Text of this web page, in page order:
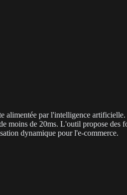
alimentée par l'intelligence
moins de 20ms. L'outil propose
dynamique pour l'e-commerce.